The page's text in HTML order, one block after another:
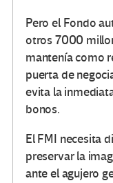
Pero el Fondo
otros 7000
mantenía como
puerta de
evita la
bonos.
El FMI necesita
preservar la
ante el agujero